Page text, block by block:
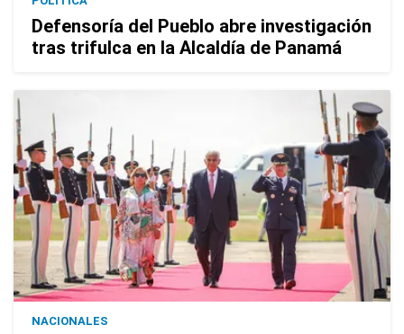
Defensoría del Pueblo abre investigación
tras trifulca en la Alcaldía de Panamá
NACIONALES